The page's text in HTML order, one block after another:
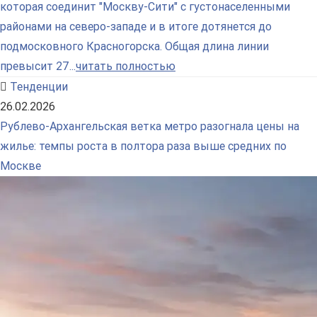
которая соединит "Москву-Сити" с густонаселенными
районами на северо-западе и в итоге дотянется до
подмосковного Красногорска. Общая длина линии
превысит 27...читать полностью
Тенденции
26.02.2026
Рублево-Архангельская ветка метро разогнала цены на
жилье: темпы роста в полтора раза выше средних по
Москве